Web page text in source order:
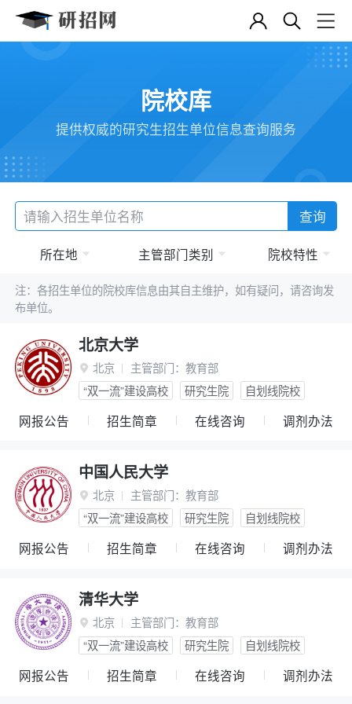
院校库
提供权威的研究生招生单位信息查询服务
查询
所在地 主管部门类别 院校特性
注：各招生单位的院校库信息由其自主维护，如有疑问，请咨询发
布单位。
北京大学
 北京 主管部门： 教育部
“双一流”建设高校
研究生院 自划线院校
网报公告 招生简章 在线咨询 调剂办法
中国人民大学
 北京 主管部门： 教育部
“双一流”建设高校
研究生院 自划线院校
网报公告 招生简章 在线咨询 调剂办法
清华大学
 北京 主管部门： 教育部
“双一流”建设高校
研究生院 自划线院校
网报公告 招生简章 在线咨询 调剂办法